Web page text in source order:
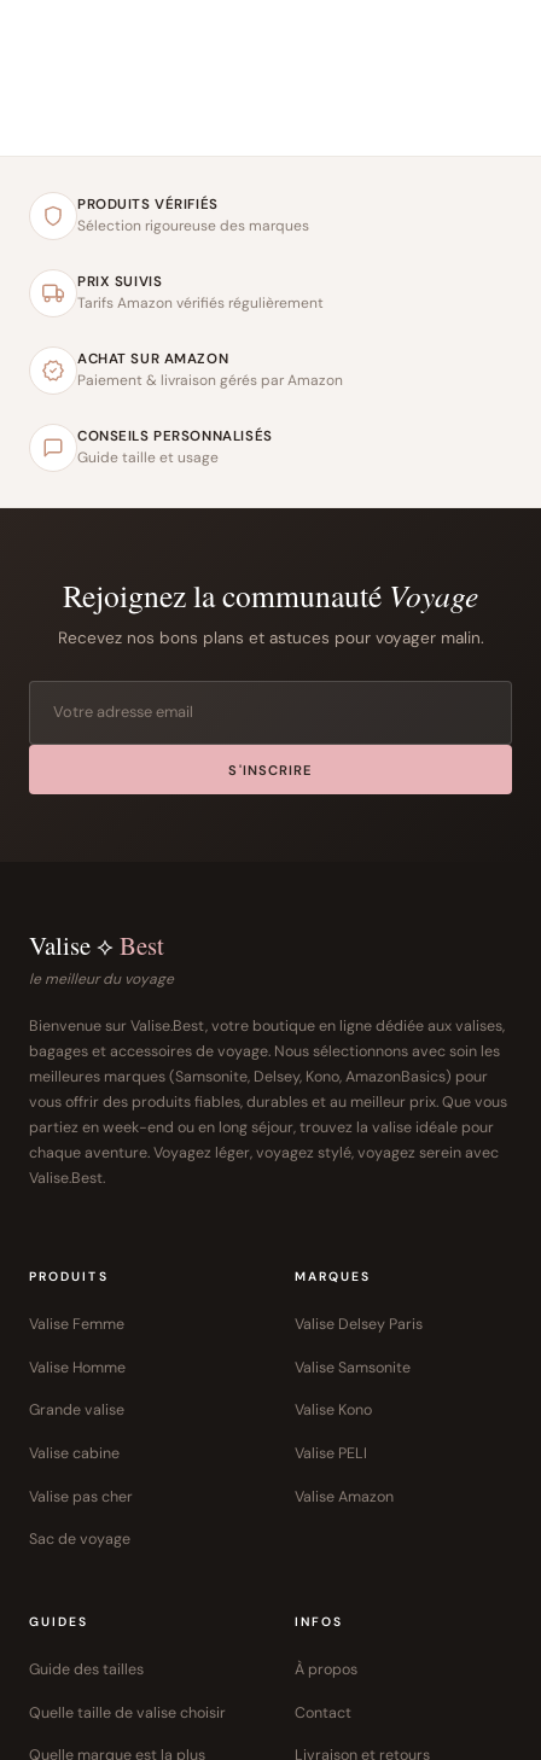
PRODUITS VÉRIFIÉS
Sélection rigoureuse des marques
PRIX SUIVIS
Tarifs Amazon vérifiés régulièrement
ACHAT SUR AMAZON
Paiement & livraison gérés par Amazon
CONSEILS PERSONNALISÉS
Guide taille et usage
Rejoignez la communauté Voyage
Recevez nos bons plans et astuces pour voyager malin.
S'INSCRIRE
Valise ⟡ Best
le meilleur du voyage
Bienvenue sur Valise.Best, votre boutique en ligne dédiée aux valises,
bagages et accessoires de voyage. Nous sélectionnons avec soin les
meilleures marques (Samsonite, Delsey, Kono, AmazonBasics) pour
vous offrir des produits fiables, durables et au meilleur prix. Que vous
partiez en week-end ou en long séjour, trouvez la valise idéale pour
chaque aventure. Voyagez léger, voyagez stylé, voyagez serein avec
Valise.Best.
PRODUITS
Valise Femme
Valise Homme
Grande valise
Valise cabine
Valise pas cher
Sac de voyage
MARQUES
Valise Delsey Paris
Valise Samsonite
Valise Kono
Valise PELI
Valise Amazon
GUIDES
Guide des tailles
Quelle taille de valise choisir
Quelle marque est la plus
INFOS
À propos
Contact
Livraison et retours